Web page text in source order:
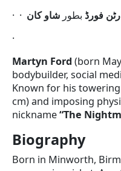
· ·
فورڈ بطور شاو کان
·
Martyn Ford (born
bodybuilder, social
Known for his
cm) and imposing
nickname“The
Biography
Born in Minworth,